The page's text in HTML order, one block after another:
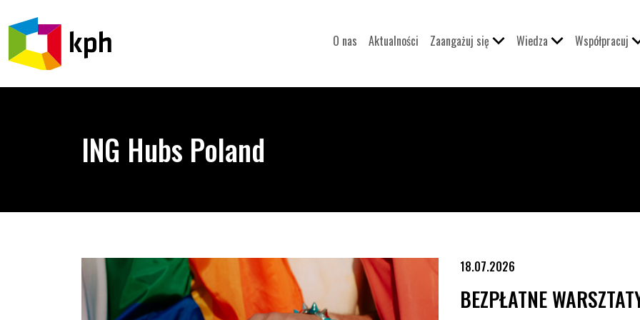
PRZEJDŹ DO TREŚCI
O nas Aktualności Zaangażuj się Wiedza Współpracuj
ING Hubs Poland
18.07.2026
BEZPŁATNE
Bezpłatne warsztaty KPH x ING Hubs Poland!